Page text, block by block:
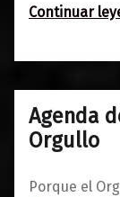
Continuar
Agenda
Orgullo
Porque el
03/07/2019
0
Maravillas